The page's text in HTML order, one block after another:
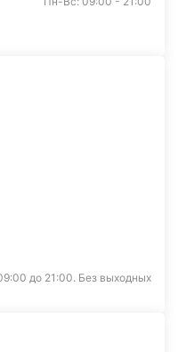
до 21:00. Без выходных